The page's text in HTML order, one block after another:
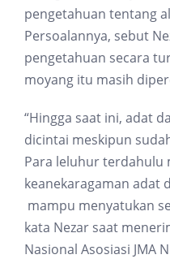
pengetahuan tentang
Persoalannya, sebut
pengetahuan secara
moyang itu masih
“Hingga saat ini, adat
dicintai meskipun
Para leluhur terdahulu
keanekaragaman adat
mampu menyatukan
kata Nezar saat
Nasional Asosiasi JMA